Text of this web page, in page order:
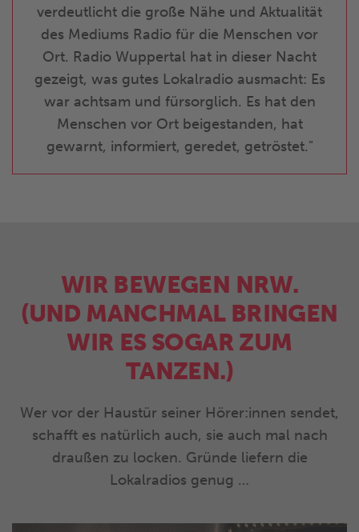
verdeutlicht die große Nähe und Aktualität
des Mediums Radio für die Menschen vor
Ort. Radio Wuppertal hat in dieser Nacht
gezeigt, was gutes Lokalradio ausmacht: Es
war achtsam und fürsorglich. Es hat den
Menschen vor Ort beigestanden, hat
gewarnt, informiert, geredet, getröstet.
WIR BEWEGEN NRW.
(UND MANCHMAL BRINGEN
WIR ES SOGAR ZUM
TANZEN.)
Wer vor der Haustür seiner Hörer:innen sendet,
schafft es natürlich auch, sie auch mal nach
draußen zu locken. Gründe liefern die
Lokalradios genug …